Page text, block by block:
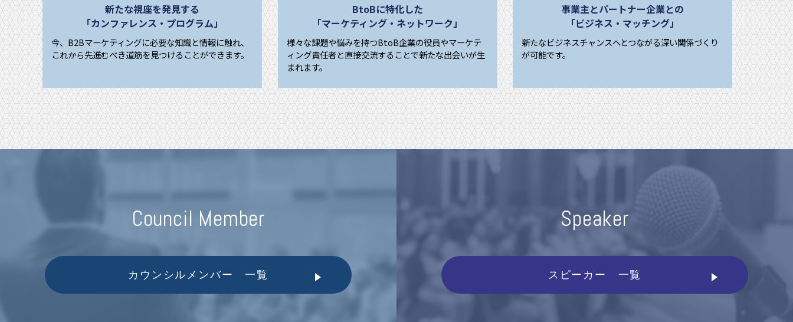
新たな視座を発見する
「カンファレンス・プログラム」
今、B2Bマーケティングに必要な知識と情報に触れ、
これから先進むべき道筋を見つけることができます。
BtoBに特化した
「マーケティング・ネットワーク」
様々な課題や悩みを持つBtoB企業の役員やマーケテ
ィング責任者と直接交流することで新たな出会いが生
まれます。
事業主とパートナー企業との
「ビジネス・マッチング」
新たなビジネスチャンスへとつながる深い関係づくり
が可能です。
Council Member
カウンシルメンバー 一覧
Speaker
スピーカー 一覧